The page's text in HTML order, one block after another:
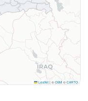
Leaflet | © OSM © CARTO